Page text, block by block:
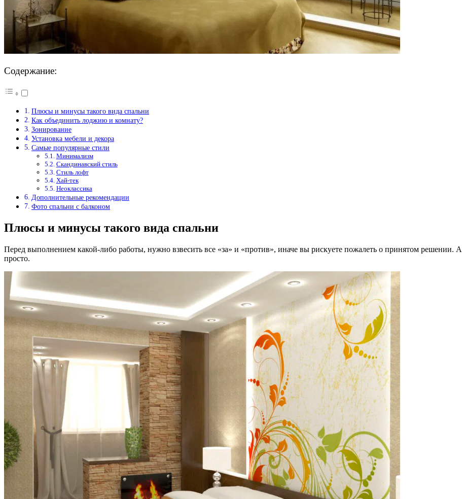
Содержание:
Плюсы и минусы такого вида спальни
Как объединить лоджию и комнату?
Зонирование
Установка мебели и декора
Самые популярные стили
Минимализм
Скандинавский стиль
Стиль лофт
Хай-тек
Неоклассика
Дополнительные рекомендации
Фото спальни с балконом
Плюсы и минусы такого вида спальни
Перед выполнением какой-либо работы, нужно взвесить все «за» и «против», иначе вы рискуете пожалеть о принятом решении.
просто.